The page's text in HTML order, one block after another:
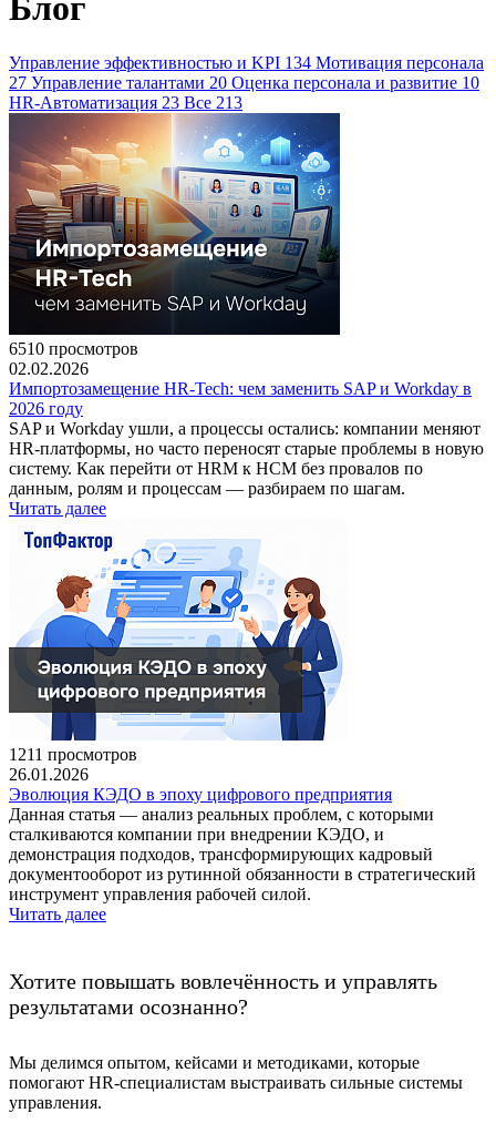
Блог
Управление эффективностью и KPI 134 Мотивация персонала
27 Управление талантами 20 Оценка персонала и развитие 10
HR-Автоматизация 23 Все 213
6510 просмотров
02.02.2026
Импортозамещение HR-Tech: чем заменить SAP и Workday в
2026 году
SAP и Workday ушли, а процессы остались: компании меняют
HR-платформы, но часто переносят старые проблемы в новую
систему. Как перейти от HRM к HCM без провалов по
данным, ролям и процессам — разбираем по шагам.
Читать далее
1211 просмотров
26.01.2026
Эволюция КЭДО в эпоху цифрового предприятия
Данная статья — анализ реальных проблем, с которыми
сталкиваются компании при внедрении КЭДО, и
демонстрация подходов, трансформирующих кадровый
документооборот из рутинной обязанности в стратегический
инструмент управления рабочей силой.
Читать далее
Хотите повышать вовлечённость и управлять
результатами осознанно?
Мы делимся опытом, кейсами и методиками, которые
помогают HR-специалистам выстраивать сильные системы
управления.